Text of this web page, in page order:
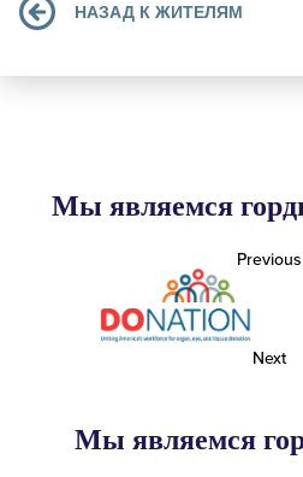
НАЗАД К ЖИТЕЛЯМ
Мы являемся
Previous
Next
Мы являемся